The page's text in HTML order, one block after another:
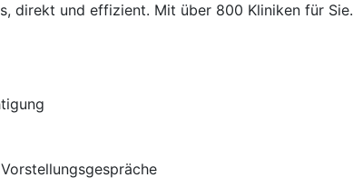
direkt und effizient. Mit über 800 Kliniken für Sie.